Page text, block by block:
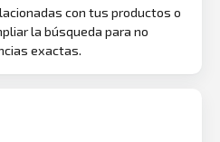
con tus productos o
la búsqueda para no
exactas.